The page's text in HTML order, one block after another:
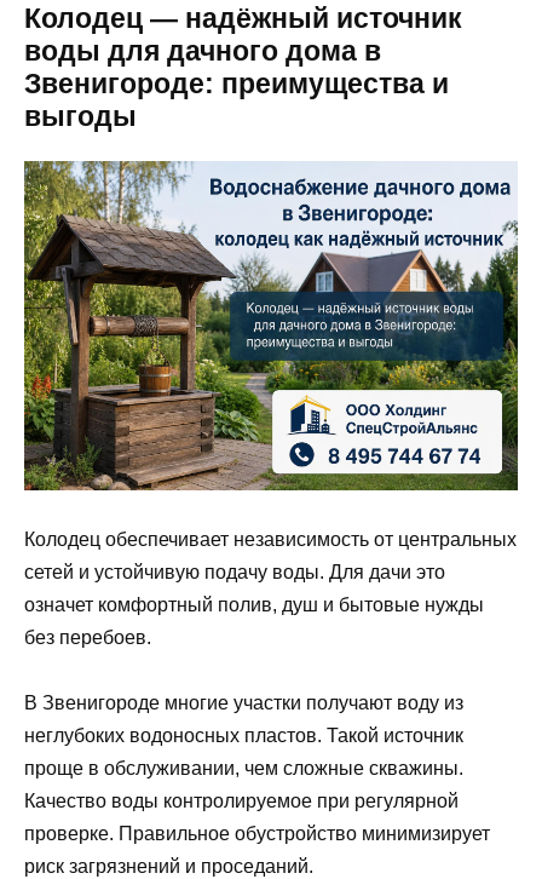
Колодец — надёжный источник
воды для дачного дома в
Звенигороде: преимущества и
выгоды
Колодец обеспечивает независимость от центральных
сетей и устойчивую подачу воды. Для дачи это
означет комфортный полив, душ и бытовые нужды
без перебоев.
В Звенигороде многие участки получают воду из
неглубоких водоносных пластов. Такой источник
проще в обслуживании, чем сложные скважины.
Качество воды контролируемое при регулярной
проверке. Правильное обустройство минимизирует
риск загрязнений и проседаний.